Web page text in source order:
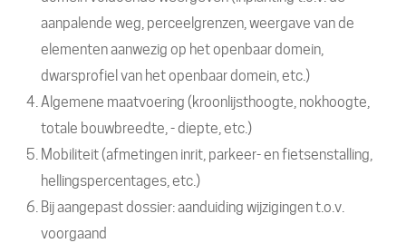
aanpalende weg, perceelgrenzen, weergave van de
elementen aanwezig op het openbaar domein,
dwarsprofiel van het openbaar domein, etc.)
Algemene maatvoering (kroonlijsthoogte, nokhoogte,
totale bouwbreedte, - diepte, etc.)
Mobiliteit (afmetingen inrit, parkeer- en fietsenstalling,
hellingspercentages, etc.)
Bij aangepast dossier: aanduiding wijzigingen t.o.v.
voorgaand